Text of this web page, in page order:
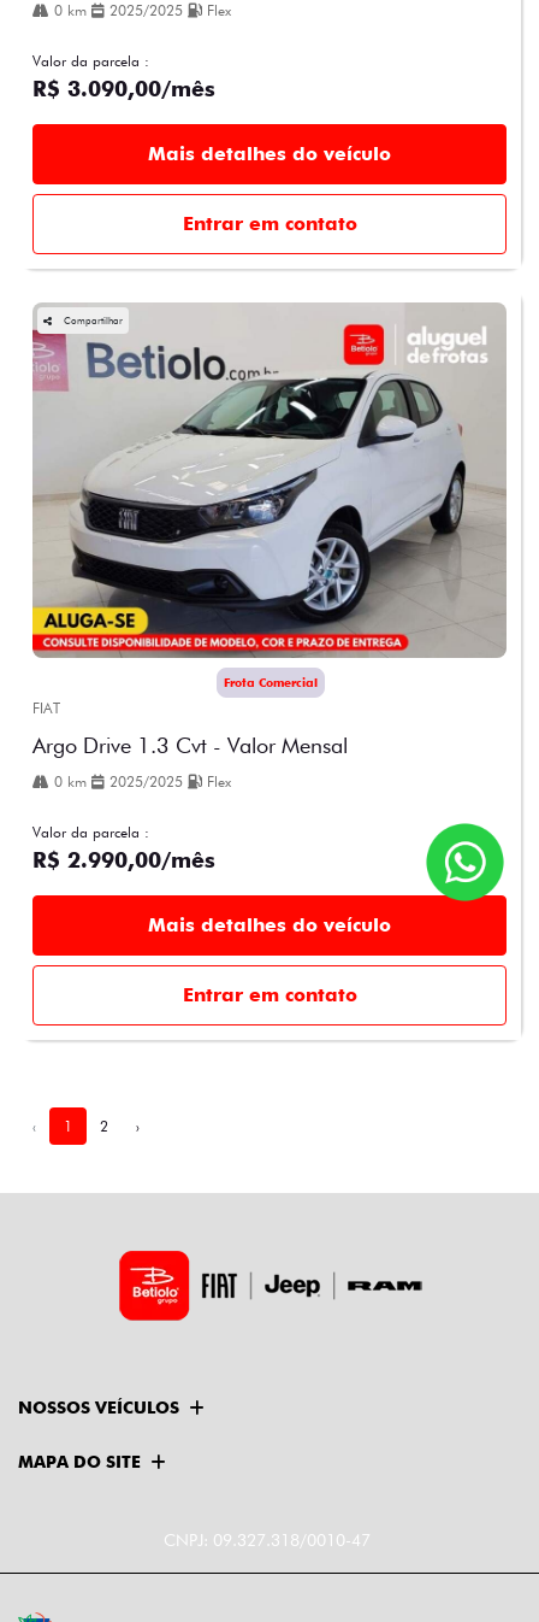
0 km 2025/2025 Flex
Valor da parcela :
R$ 3.090,00/mês
Mais detalhes do veículo
Entrar em contato
Compartilhar
Frota Comercial
FIAT
Argo Drive 1.3 Cvt - Valor Mensal
0 km 2025/2025 Flex
Valor da parcela :
R$ 2.990,00/mês
Mais detalhes do veículo
Entrar em contato
‹ 1 2 ›
NOSSOS VEÍCULOS
MAPA DO SITE
CNPJ: 09.327.318/0010-47